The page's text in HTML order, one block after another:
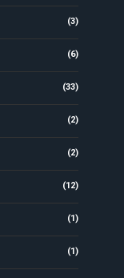
(3)
(6)
(33)
(2)
(2)
(12)
(1)
(1)